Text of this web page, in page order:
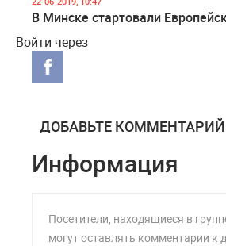
В Минске стартовали
Войти через
ДОБАВЬТЕ КОММЕНТАРИЙ
Информация
Посетители, находящиеся в
могут оставлять комментарии к